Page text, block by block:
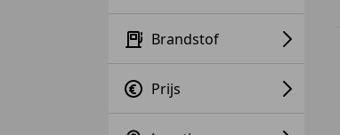
Brandstof
Prijs